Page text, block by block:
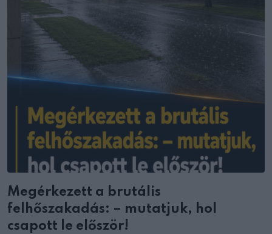
Megérkezett a brutális
felhőszakadás: – mutatjuk, hol
csapott le először!